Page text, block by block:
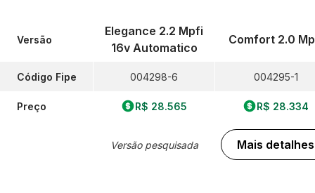
Versão
Código Fipe
Preço
Elegance 2.2 Mpfi
16v Automatico
004298-6
R$ 28.565
Versão pesquisada
Comfort 2.0
004295-1
R$ 28.334
Mais detalhes